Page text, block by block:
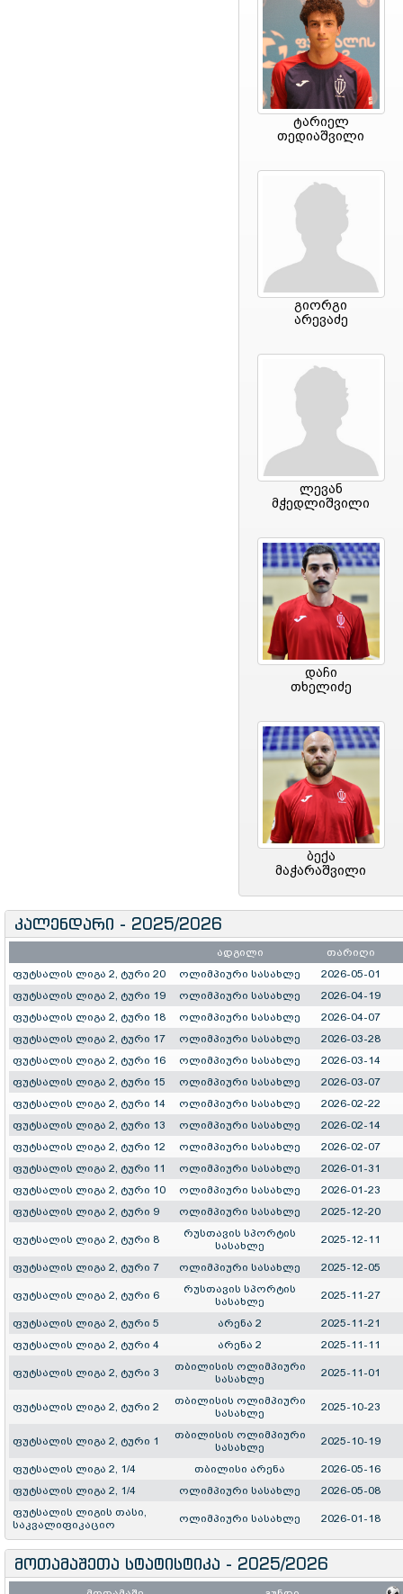
ტარიელ
თედიაშვილი
გიორგი
არევაძე
ლევან
მჭედლიშვილი
დაჩი
თხელიძე
ბექა
მაჭარაშვილი
კალენდარი - 2025/2026
ადგილი
თარიღი
ფუტსალის ლიგა 2, ტური 20
ოლიმპიური სასახლე
2026-05-01
ფუტსალის ლიგა 2, ტური 19
ოლიმპიური სასახლე
2026-04-19
ფუტსალის ლიგა 2, ტური 18
ოლიმპიური სასახლე
2026-04-07
ფუტსალის ლიგა 2, ტური 17
ოლიმპიური სასახლე
2026-03-28
ფუტსალის ლიგა 2, ტური 16
ოლიმპიური სასახლე
2026-03-14
ფუტსალის ლიგა 2, ტური 15
ოლიმპიური სასახლე
2026-03-07
ფუტსალის ლიგა 2, ტური 14
ოლიმპიური სასახლე
2026-02-22
ფუტსალის ლიგა 2, ტური 13
ოლიმპიური სასახლე
2026-02-14
ფუტსალის ლიგა 2, ტური 12
ოლიმპიური სასახლე
2026-02-07
ფუტსალის ლიგა 2, ტური 11
ოლიმპიური სასახლე
2026-01-31
ფუტსალის ლიგა 2, ტური 10
ოლიმპიური სასახლე
2026-01-23
ფუტსალის ლიგა 2, ტური 9
ოლიმპიური სასახლე 2025-12-20
ფუტსალის ლიგა 2, ტური 8
რუსთავის სპორტის
სასახლე
2025-12-11
ფუტსალის ლიგა 2, ტური 7 ოლიმპიური სასახლე 2025-12-05
ფუტსალის ლიგა 2, ტური 6
რუსთავის სპორტის
სასახლე
2025-11-27
ფუტსალის ლიგა 2, ტური 5 არენა 2
2025-11-21
ფუტსალის ლიგა 2, ტური 4
არენა 2 2025-11-11
ფუტსალის ლიგა 2, ტური 3
თბილისის ოლიმპიური
სასახლე
2025-11-01
ფუტსალის ლიგა 2, ტური 2
თბილისის ოლიმპიური
სასახლე
2025-10-23
ფუტსალის ლიგა 2, ტური 1
თბილისის ოლიმპიური
სასახლე
2025-10-19
ფუტსალის ლიგა 2, 1/4 თბილისი არენა
2026-05-16
ფუტსალის ლიგა 2, 1/4
ოლიმპიური სასახლე
2026-05-08
ფუტსალის ლიგის თასი,
საკვალიფიკაციო
ოლიმპიური სასახლე 2026-01-18
მოთამაშეთა სტატისტიკა - 2025/2026